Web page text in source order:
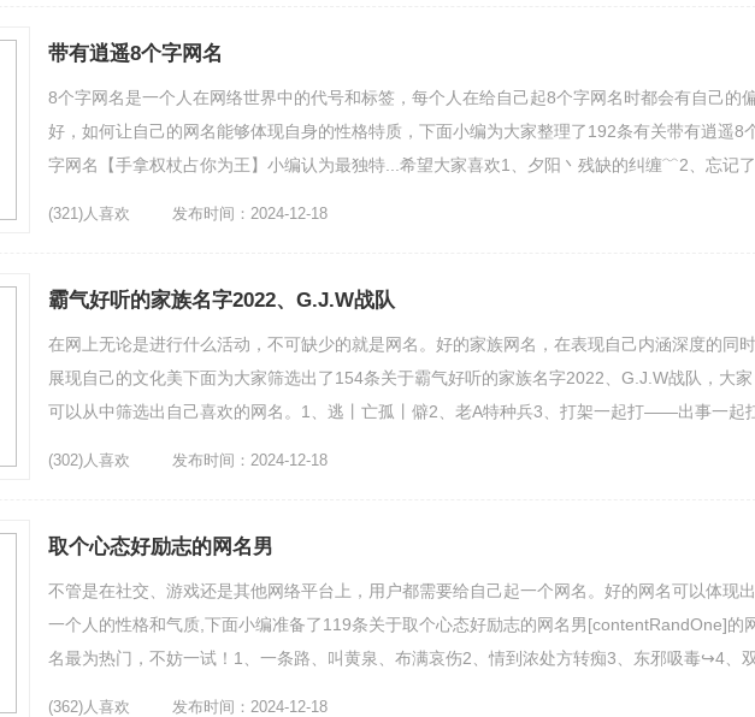
带有逍遥8个字网名
8个字网名是一个人在网络世界中的代号和标签，每个人在给自己起8个字网名时都会有自己的
好，如何让自己的网名能够体现自身的性格特质，下面小编为大家整理了192条有关带有逍遥8
字网名【手拿权杖占你为王】小编认为最独特...希望大家喜欢1、夕阳丶残缺的纠缠﹌2、忘记了
(321)人喜欢 发布时间：2024-12-18
霸气好听的家族名字2022、G.J.W战队
在网上无论是进行什么活动，不可缺少的就是网名。好的家族网名，在表现自己内涵深度的同时
展现自己的文化美下面为大家筛选出了154条关于霸气好听的家族名字2022、G.J.W战队，大家
可以从中筛选出自己喜欢的网名。1、逃丨亡孤丨僻2、老A特种兵3、打架一起打——出事一起
(302)人喜欢 发布时间：2024-12-18
取个心态好励志的网名男
不管是在社交、游戏还是其他网络平台上，用户都需要给自己起一个网名。好的网名可以体现出
一个人的性格和气质,下面小编准备了119条关于取个心态好励志的网名男[contentRandOne]的
名最为热门，不妨一试！1、一条路、叫黄泉、布满哀伤2、情到浓处方转痴3、东邪吸毒↪4、双
(362)人喜欢 发布时间：2024-12-18